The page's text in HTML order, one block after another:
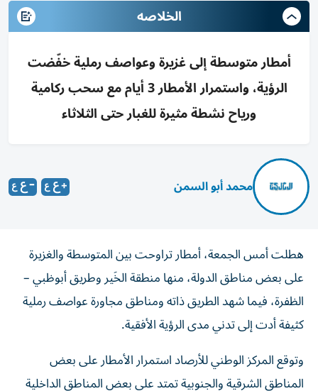
الخلاصه
أمطار متوسطة إلى غزيرة وعواصف رملية خفّضت
الرؤية، واستمرار الأمطار 3 أيام مع سحب ركامية
ورياح نشطة مثيرة للغبار حتى الثلاثاء
محمد أبو السمن
هطلت أمس الجمعة، أمطار تراوحت بين المتوسطة والغزيرة
على بعض مناطق الدولة، منها منطقة الخَير وطريق أبوظبي –
الظفرة، فيما شهد الطريق ذاته ومناطق مجاورة عواصف رملية
كثيفة أدت إلى تدني مدى الرؤية الأفقية.
وتوقع المركز الوطني للأرصاد استمرار الأمطار على بعض
المناطق الشرقية والجنوبية تمتد على بعض المناطق الداخلية